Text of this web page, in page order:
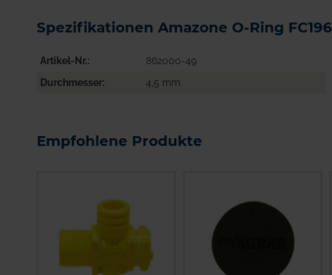
Spezifikationen Amazone O-Ring FC196
Artikel-Nr. 862000-49
Durchmesser
4,5 mm
Empfohlene Produkte